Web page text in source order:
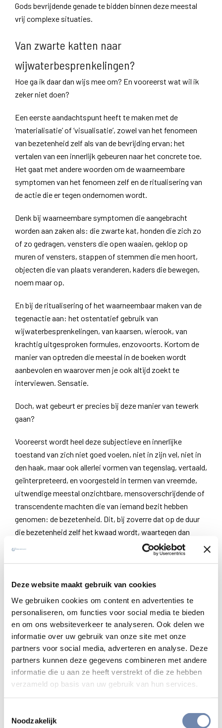
Deze website maakt gebruik van cookies
We gebruiken cookies om content en advertenties te
personaliseren, om functies voor social media te bieden
en om ons websiteverkeer te analyseren. Ook delen we
informatie over uw gebruik van onze site met onze
partners voor social media, adverteren en analyse. Deze
partners kunnen deze gegevens combineren met andere
informatie die u aan ze heeft verstrekt of die ze hebben
verzameld op basis van uw gebruik van hun services.
Noodzakelijk
Gods bevrijdende genade te bidden binnen deze meestal
vrij complexe situaties.
Van zwarte katten naar
wijwaterbesprenkelingen?
Hoe ga ik daar dan wijs mee om? En vooreerst wat wil ik
zeker niet doen?
Een eerste aandachtspunt heeft te maken met de
‘materialisatie’ of ‘visualisatie’, zowel van het fenomeen
van bezetenheid zelf als van de bevrijding ervan; het
vertalen van een innerlijk gebeuren naar het concrete toe.
Het gaat met andere woorden om de waarneembare
symptomen van het fenomeen zelf en de ritualisering van
de actie die er tegen ondernomen wordt.
Denk bij waarneembare symptomen die aangebracht
worden aan zaken als: die zwarte kat, honden die zich zo
of zo gedragen, vensters die open waaien, geklop op
muren of vensters, stappen of stemmen die men hoort,
objecten die van plaats veranderen, kaders die bewegen,
noem maar op.
En bij de ritualisering of het waarneembaar maken van de
tegenactie aan: het ostentatief gebruik van
wijwaterbesprenkelingen, van kaarsen, wierook, van
krachtig uitgesproken formules, enzovoorts. Kortom de
manier van optreden die meestal in de boeken wordt
aanbevolen en waarover men je ook altijd zoekt te
interviewen. Sensatie.
Doch, wat gebeurt er precies bij deze manier van tewerk
gaan?
Vooreerst wordt heel deze subjectieve en innerlijke
toestand van zich niet goed voelen, niet in zijn vel, niet in
den haak, maar ook allerlei vormen van tegenslag, vertaald,
geïnterpreteerd, en voorgesteld in termen van vreemde,
uitwendige meestal onzichtbare, mensoverschrijdende of
transcendente machten die van iemand bezit hebben
genomen: de bezetenheid. Dit, bij zoverre dat op de duur
die bezetenheid zelf het kwaad wordt, waartegen dan
andere vreemde, transcendente en uitwendige machten
worden ingezet op een heel zichtbare en tastbare manier.
sterkere machten worden ingezet; tegenmachten,
allemaal krachten die ‘uit zichzelf’ moeten werken, zonder
dat zij iets veranderen aan de inwendige ingesteldheid van
het slachtoffer. Ze vragen enkel zijn geloof in hun
automatische werking. Het zich laten overtuigen.
Dit is, naar mijn aanvoelen, een verkeerd perspectief
omdat alles zich als het ware afspeelt buiten het subject.
Deze is enkel het slagveld. Dikwijls werkt dat voor een
tijdje, langs conditionering en autosuggestie om, maar
uitgewerkt is, krijgen die negatieve machten weer de